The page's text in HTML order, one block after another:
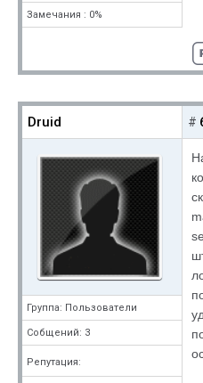
Замечания : 0%
Druid
Группа: Пользователи
Собщений: 3
Репутация:
#